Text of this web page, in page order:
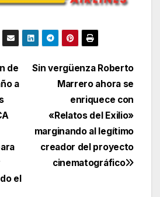
Sin vergüenza Roberto
Marrero ahora se
enriquece con
«Relatos del Exilio»
marginando al legítimo
creador del proyecto
cinematográfico
de
a
el